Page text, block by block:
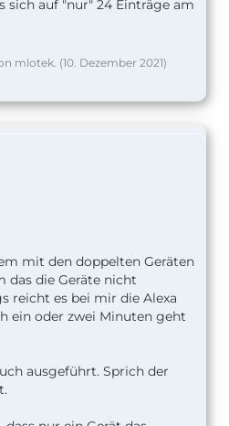
sich auf "nur" 24 Einträge am
mlotek. (10. Dezember 2021)
mit den doppelten Geräten
das die Geräte nicht
reicht es bei mir die Alexa
ein oder zwei Minuten geht
ausgeführt. Sprich der